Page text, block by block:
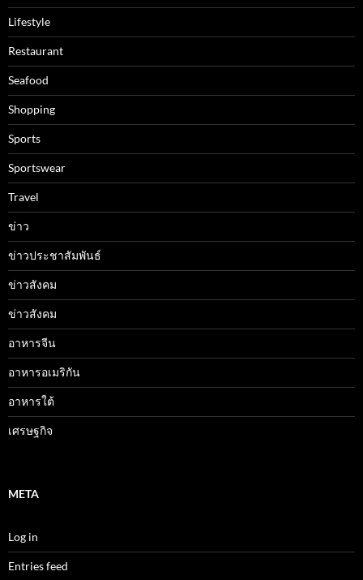
Lifestyle
Restaurant
Seafood
Shopping
Sports
Sportswear
Travel
ข่าว
ข่าวประชาสัมพันธ์
ข่าวสังคม
ข่าวสังคม
อาหารจีน
อาหารอเมริกัน
อาหารใต้
เศรษฐกิจ
META
Log in
Entries feed